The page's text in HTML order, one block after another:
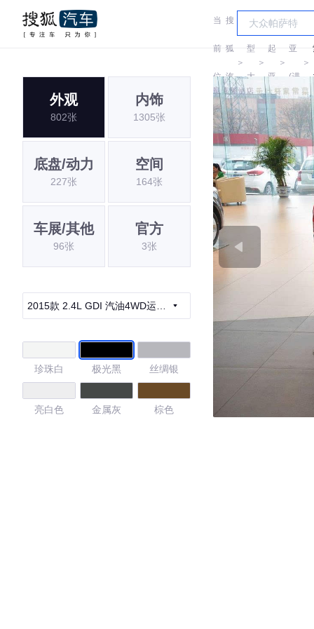
当
前
位
置:
搜
狐
汽
车
＞
车
型
大
全
＞
起
亚
＞
起
亚
(进
口)
＞
外观
802张
内饰
1305张
底盘/动力
227张
空间
164张
车展/其他
96张
官方
3张
2015款 2.4L GDI 汽油4WD运动
珍珠白 极光黑 丝绸银
亮白色 金属灰 棕色